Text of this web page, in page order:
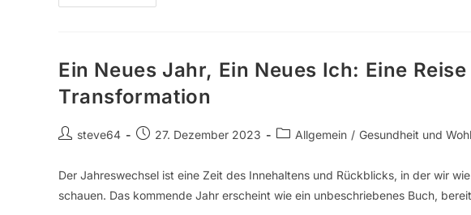
Ein Neues Jahr, Ein Neues Ich: Eine
Transformation
steve64 27. Dezember 2023 Allgemein / Gesundheit und
Der Jahreswechsel ist eine Zeit des Innehaltens und Rückblicks, in der wir
schauen. Das kommende Jahr erscheint wie ein unbeschriebenes Buch,